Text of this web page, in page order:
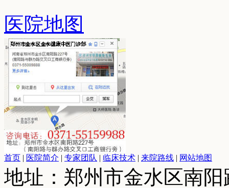
医院地图
首页 | 医院简介 | 专家团队 | 临床技术 | 来院路线 | 网站地图
地址：郑州市金水区南